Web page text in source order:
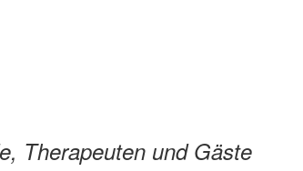
Therapeuten und Gäste